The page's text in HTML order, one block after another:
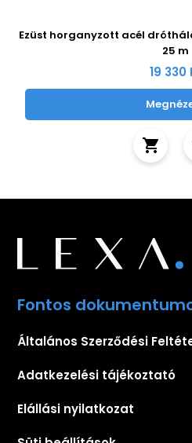
Ezüst horganyzott acél
25 m
19 330
Fontos
Általános Szerződési
Adatkezelési tájékoztató
Elállási nyilatkozat